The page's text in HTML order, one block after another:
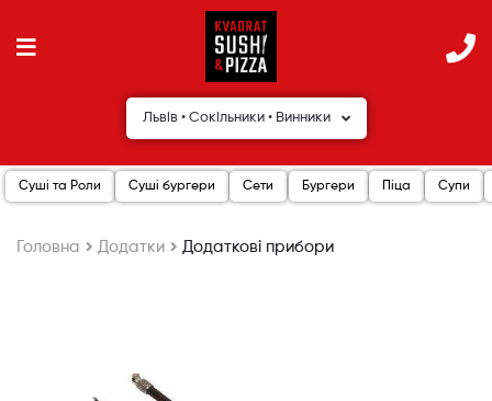
Львів • Сокільники • Винники
Суші та Роли Суші бургери Сети Бургери Піца Супи
Головна Додатки Додаткові прибори